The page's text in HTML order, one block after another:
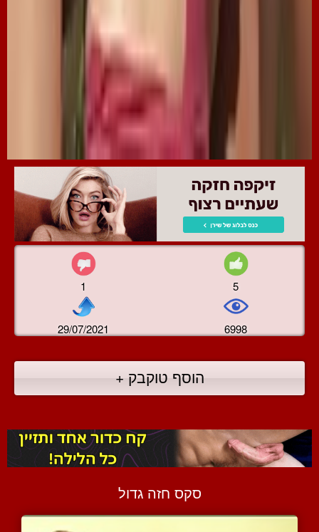
1 5
29/07/2021 6998
הוסף טוקבק +
סקס חזה גדול